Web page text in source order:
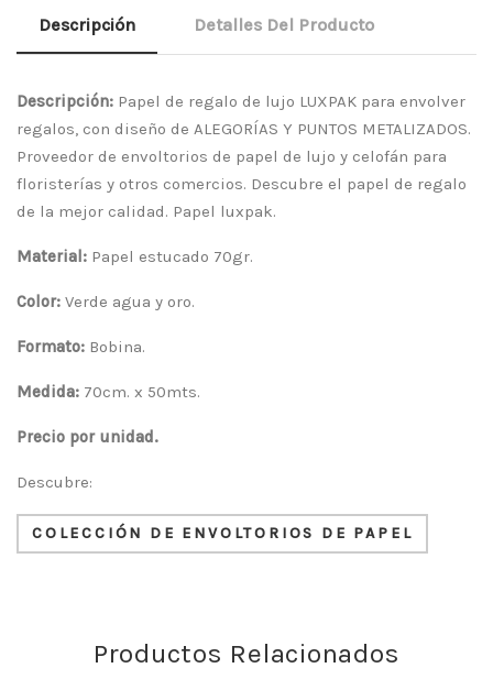
Descripción Detalles Del Producto
Descripción: Papel de regalo de lujo LUXPAK para envolver
regalos, con diseño de ALEGORÍAS Y PUNTOS METALIZADOS.
Proveedor de envoltorios de papel de lujo y celofán para
floristerías y otros comercios. Descubre el papel de regalo
de la mejor calidad. Papel luxpak.
Material: Papel estucado 70gr.
Color: Verde agua y oro.
Formato: Bobina.
Medida: 70cm. x 50mts.
Precio por unidad.
Descubre:
COLECCIÓN DE ENVOLTORIOS DE PAPEL
Productos Relacionados